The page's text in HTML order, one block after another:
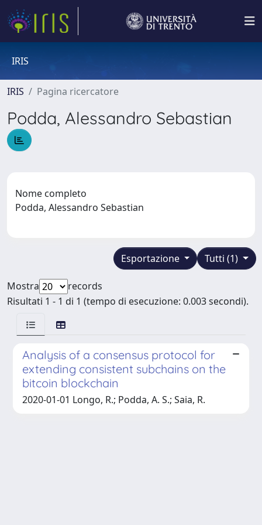
IRIS
IRIS Pagina ricercatore
Podda, Alessandro Sebastian
Nome completo
Podda, Alessandro Sebastian
Tutti (1)
Esportazione
Mostra
records
Risultati 1 - 1 di 1 (tempo di esecuzione: 0.003 secondi).
Analysis of a consensus protocol for
extending consistent subchains on the
bitcoin blockchain
2020-01-01 Longo, R.; Podda, A. S.; Saia, R.